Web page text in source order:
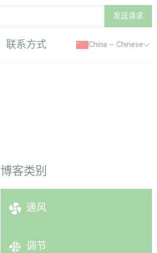
发送请求
联系方式 China – Chinese
博客类别
通风
调节